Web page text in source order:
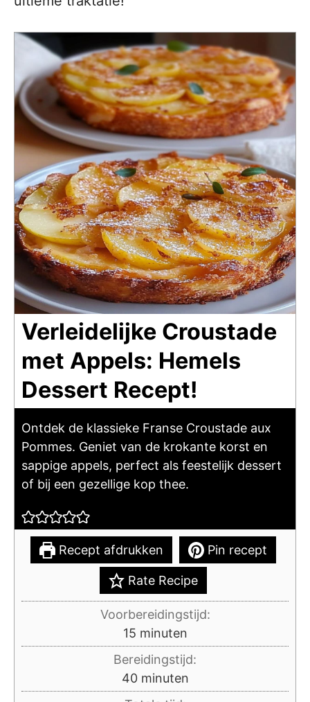
Verleidelijke Croustade
met Appels: Hemels
Dessert Recept!
Ontdek de klassieke Franse Croustade aux
Pommes. Geniet van de krokante korst en
sappige appels, perfect als feestelijk dessert
of bij een gezellige kop thee.
Recept afdrukken Pin recept
Rate Recipe
Voorbereidingstijd:
15minuten
minuten
Bereidingstijd:
40minuten
minuten